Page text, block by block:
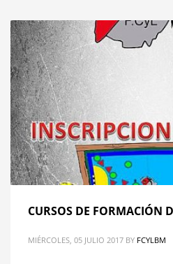
CURSOS DE FORMACIÓN
MIÉRCOLES, 05 JULIO 2017 BY FCYLBM